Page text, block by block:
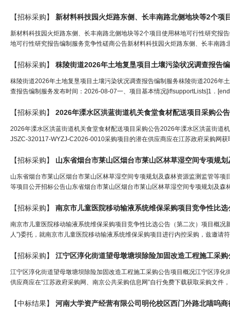
【招标采购】
新材料科技园火炬路东侧、长丰南路北侧地块等2个项目使用林地可行性研究报
地可行性研究报告编制服务竞争性磋商公告新材料科技园火炬路东侧、长丰南
【招标采购】 秣陵街道2026年土地复垦项目土壤污染状况调查报告
秣陵街道2026年土地复垦项目土壤污染状况调查报告编制服务秣陵街道2026年
查报告编制服务发布时间：2026-08-07一、项目基本情况[if!supportLists]1．
【招标采购】 2026年溧水区洪蓝街道机关食堂食材配送项目采购公告
2026年溧水区洪蓝街道机关食堂食材配送项目采购公告2026年溧水区洪蓝街道
JSZC-320117-WYZJ-C2026-0010采购项目的潜在供应商应在江苏政府采购网
【招标采购】 山东省烟台市莱山区烟台市莱山区林草湿空间专项规
山东省烟台市莱山区烟台市莱山区林草湿空间专项规划及森林资源监测监管等
等项目公开招标公告山东省烟台市莱山区烟台市莱山区林草湿空间专项规划及森
【招标采购】 南京市儿童医院移动输液系统维保采购项目竞争性比
南京市儿童医院移动输液系统维保采购项目竞争性比选公告（第二次）项目概
人”)委托，就南京市儿童医院移动输液系统维保采购项目进行内控采购，兹邀请
【招标采购】 江宁区淳化街道望母墩塘坝除险加固改造工程施工采购
江宁区淳化街道望母墩塘坝除险加固改造工程施工采购公告项目概况江宁区淳
供应商应在“江苏政府采购网、南京公共采购信息网”自行免费下载获取采购文
【中标结果】 河南大学资产经营有限公司明伦校区西门外路北喵呜